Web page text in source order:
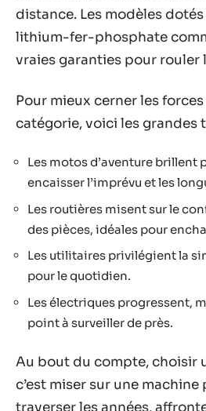
distance. Les modèles
lithium-fer-phosphate
vraies garanties pour rouler
Pour mieux cerner les
catégorie, voici les grandes
Les motos d’aventure brillent
encaisser l’imprévu et les
Les routières misent sur le
des pièces, idéales pour
Les utilitaires privilégient la
pour le quotidien.
Les électriques progressent,
point à surveiller de près.
Au bout du compte, choisir
c’est miser sur une
traverser les années,